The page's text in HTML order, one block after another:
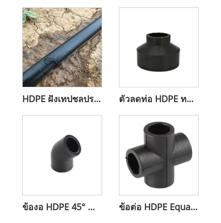
HDPE ฝังเทปชลประทานหยดความยาวที่กำหนดเอง ตัวลดท่อ HDPE ทนต่อการกัดกร่อน
ข้องอ HDPE 45° สำหรับทิศทางการไหล ข้อต่อ HDPE Equal Cross สำหรับเชื่อมต่อท่อ